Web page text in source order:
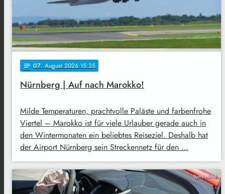
notes 07. August 2026 15:35
Nürnberg | Auf nach Marokko!
Milde Temperaturen, prachtvolle Paläste und farbenfrohe
Viertel – Marokko ist für viele Urlauber gerade auch in
den Wintermonaten ein beliebtes Reiseziel. Deshalb hat
der Airport Nürnberg sein Streckennetz für den …
Symbolbild